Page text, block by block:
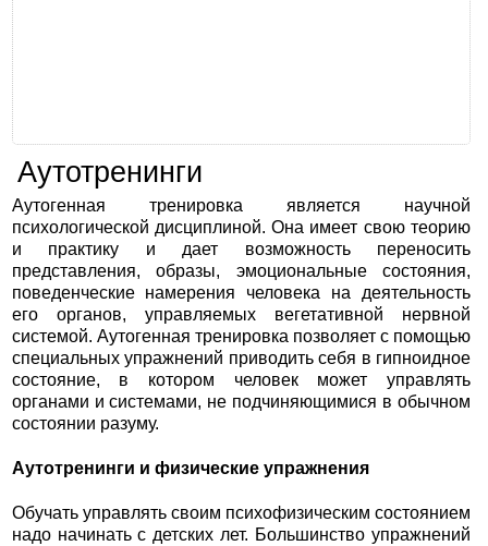
Аутотренинги
Аутогенная тренировка является научной
психологической дисциплиной. Она имеет свою теорию
и практику и дает возможность переносить
представления, образы, эмоциональные состояния,
поведенческие намерения человека на деятельность
его органов, управляемых вегетативной нервной
системой. Аутогенная тренировка позволяет с помощью
специальных упражнений приводить себя в гипноидное
состояние, в котором человек может управлять
органами и системами, не подчиняющимися в обычном
состоянии разуму.
Аутотренинги и физические упражнения
Обучать управлять своим психофизическим состоянием
надо начинать с детских лет. Большинство упражнений